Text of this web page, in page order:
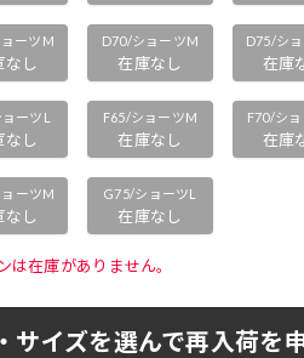
ーツM
なし
D70/ショーツM
在庫なし
D75/シ
在庫
ーツL
なし
F65/ショーツM
在庫なし
F70/シ
在庫
ーツM
なし
G75/ショーツL
在庫なし
在庫がありません。
サイズを選んで再入荷を